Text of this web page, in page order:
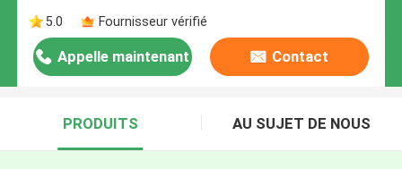
5.0
Fournisseur vérifié
Appelle maintenant Contact
PRODUITS AU SUJET DE NOUS